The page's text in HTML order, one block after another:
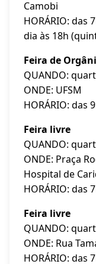
Camobi
HORÁRIO: das
dia às 18h
Feira de
QUANDO:
ONDE: UFSM
HORÁRIO: das
Feira livre
QUANDO:
ONDE: Praça
Hospital de
HORÁRIO: das
Feira livre
QUANDO:
ONDE: Rua
HORÁRIO: das